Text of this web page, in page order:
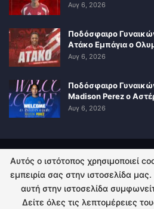
Αυγ 6, 2026
Ποδόσφαιρο
Ατάκο Εμπάγια ο
Αυγ 6, 2026
Ποδόσφαιρο
Madison Perez ο
Αυγ 6, 2026
ΠΟΛΙΤΙΚΗ ΑΠΟΡΡΗΤΟΥ
© 2026 - Kingsport.gr. All
Αυτός ο ιστότοπος χρησιμοποιεί
εμπειρία σας στην ιστοσελίδα
αυτή στην ιστοσελίδα
Δείτε όλες τις λεπτομέρειες